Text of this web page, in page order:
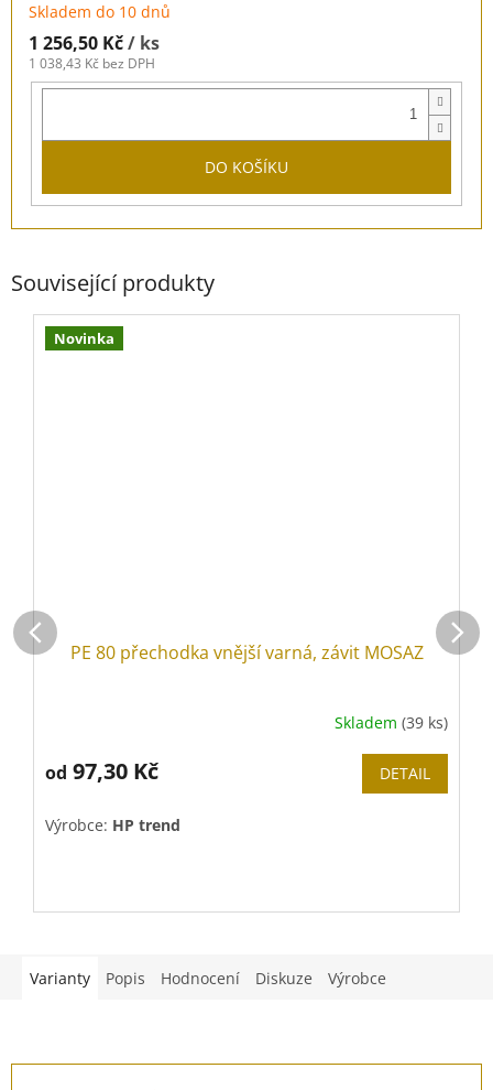
Skladem do 10 dnů
1 256,50 Kč/ ks
1 038,43 Kč bez DPH
DO KOŠÍKU
Související produkty
Novinka
PE 80 přechodka vnější varná, závit MOSAZ
Skladem (39 ks)
od 97,30 Kč DETAIL
Výrobce: HP trend
Varianty Popis Hodnocení Diskuze Výrobce